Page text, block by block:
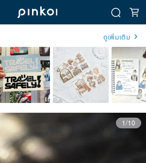
ดูเพิ่มเติม
1/10